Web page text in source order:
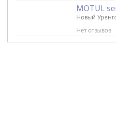
MOTUL
Новый
Нет отзывов